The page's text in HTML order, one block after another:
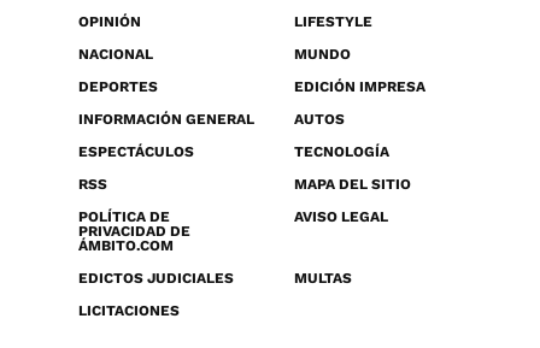
OPINIÓN
LIFESTYLE
NACIONAL
MUNDO
DEPORTES
EDICIÓN IMPRESA
INFORMACIÓN GENERAL
AUTOS
ESPECTÁCULOS
TECNOLOGÍA
RSS
MAPA DEL SITIO
POLÍTICA DE
PRIVACIDAD DE
ÁMBITO.COM
AVISO LEGAL
EDICTOS JUDICIALES
MULTAS
LICITACIONES